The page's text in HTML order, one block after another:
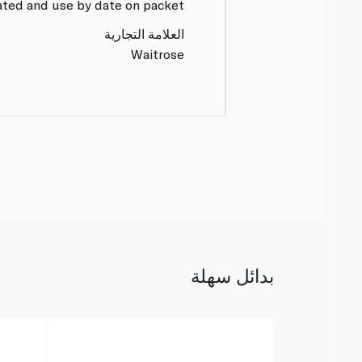
and use by date on packet.
العلامة التجارية
Waitrose
بدائل سهلة